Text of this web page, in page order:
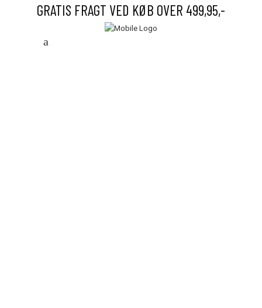
GRATIS FRAGT VED KØB OVER 499,95,-